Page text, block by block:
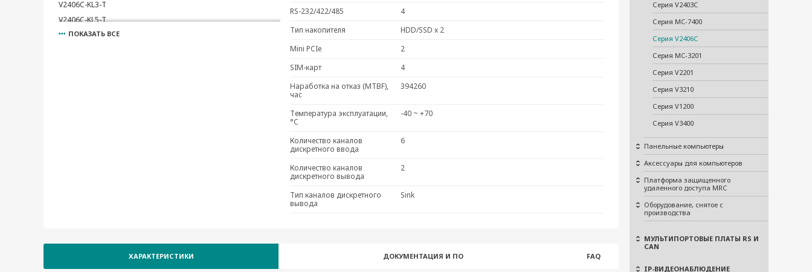
Серия V2403C
Серия MC-7400
Серия V2406C
Серия MC-3201
Серия V2201
Серия V3210
Серия V1200
Серия V3400
Панельные компьютеры
Аксессуары для компьютеров
Платформа защищенного
удаленного доступа MRC
Оборудование, снятое с
производства
МУЛЬТИПОРТОВЫЕ ПЛАТЫ RS И
CAN
IP-ВИДЕОНАБЛЮДЕНИЕ
V2406C-KL3-T
V2406C-KL5-T
V2406C-KL7-CT-T
ПОКАЗАТЬ ВСЕ
RS-232/422/485
4
Тип накопителя
HDD/SSD x 2
Mini PCIe
2
SIM-карт
4
Наработка на отказ (MTBF),
час
394260
Температура эксплуатации,
°C
-40 ~ +70
Количество каналов
дискретного ввода
6
Количество каналов
дискретного вывода
2
Тип каналов дискретного
вывода
Sink
ХАРАКТЕРИСТИКИ ДОКУМЕНТАЦИЯ И ПО FAQ